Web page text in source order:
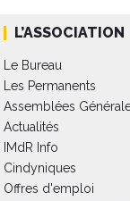
L’ASSOCIATION
Le Bureau
Les Permanents
Assemblées
Actualités
IMdR Info
Cindyniques
Offres d'emploi